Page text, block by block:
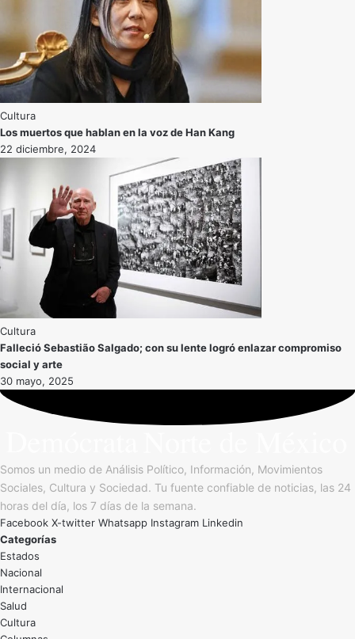
Cultura
Los muertos que hablan en la voz de Han Kang
22 diciembre, 2024
Cultura
Falleció Sebastião Salgado; con su lente logró enlazar compromiso
social y arte
30 mayo, 2025
Somos un medio de Análisis Político, Información, Movimientos
Sociales, Cultura y Sociedad. Tu fuente confiable de noticias, las 24
horas del día, los 7 días de la semana.
Facebook X-twitter Whatsapp Instagram Linkedin
Categorías
Estados
Nacional
Internacional
Salud
Cultura